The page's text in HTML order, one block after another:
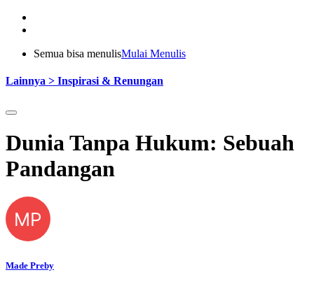
Semua bisa menulisMulai Menulis
Lainnya > Inspirasi & Renungan
Dunia Tanpa Hukum: Sebuah
Pandangan
MP
Made Preby